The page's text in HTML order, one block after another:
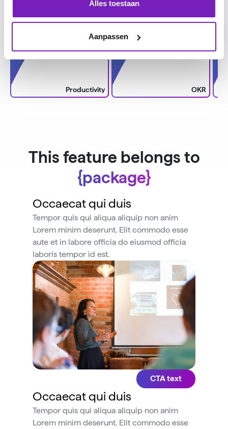
Alles toestaan
Aanpassen
ProductivityProductivity OKROKR
This feature belongs to
{package}
Occaecat qui duis
Tempor quis qui aliqua aliquip non anim
Lorem minim deserunt. Elit commodo esse
aute et in labore officia do eiusmod officia
laboris tempor id est.
CTA text
Occaecat qui duis
Tempor quis qui aliqua aliquip non anim
Lorem minim deserunt. Elit commodo esse